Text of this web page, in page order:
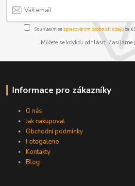
Souhlasím se zpracováním osobních údajůza
Můžete se kdykoli odhlásit. Zasíláme
Informace pro zákazníky
O nás
Jak nakupovat
Obchodní podmínky
Fotogalerie
Kontakty
Blog